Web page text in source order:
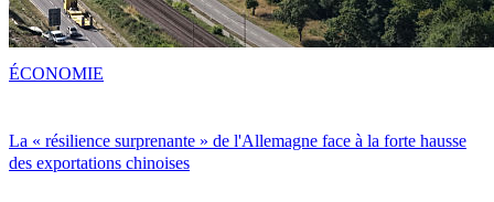
La « résilience surprenante » de l'Allemagne face à la forte hausse
des exportations chinoises
ÉCONOMIE